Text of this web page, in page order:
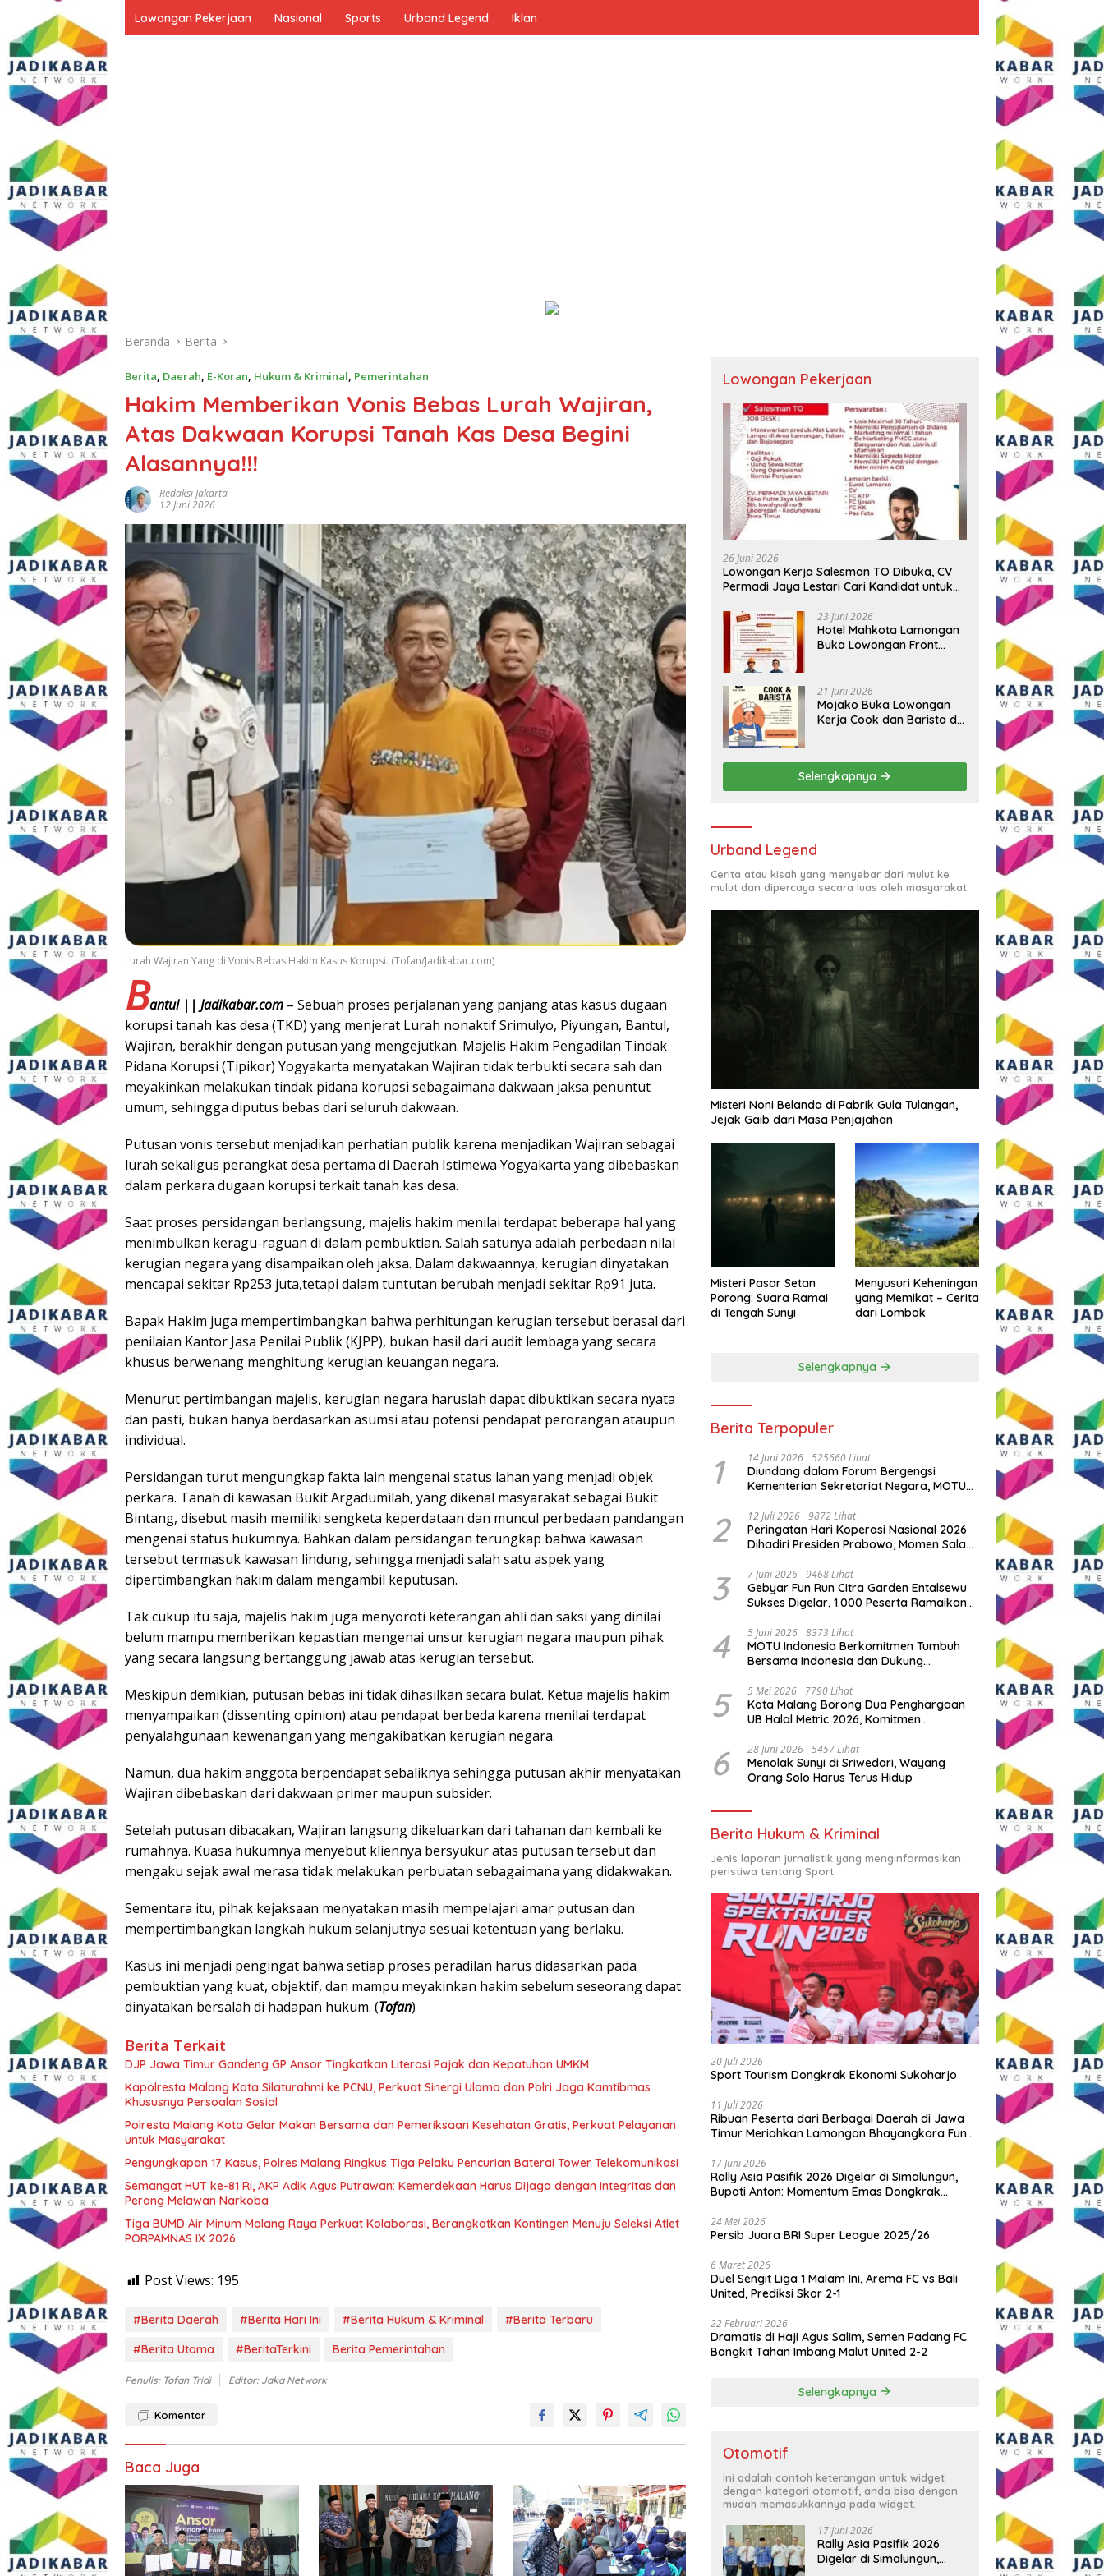
Lowongan Pekerjaan Nasional Sports Urband Legend Iklan
Beranda Berita
Berita, Daerah, E-Koran, Hukum & Kriminal, Pemerintahan
Hakim Memberikan Vonis Bebas Lurah Wajiran,
Atas Dakwaan Korupsi Tanah Kas Desa Begini
Alasannya!!!
Redaksi Jakarta
12 Juni 2026
Lurah Wajiran Yang di Vonis Bebas Hakim Kasus Korupsi. (Tofan/Jadikabar.com)
Bantul || Jadikabar.com – Sebuah proses perjalanan yang panjang atas kasus dugaan
korupsi tanah kas desa (TKD) yang menjerat Lurah nonaktif Srimulyo, Piyungan, Bantul,
Wajiran, berakhir dengan putusan yang mengejutkan. Majelis Hakim Pengadilan Tindak
Pidana Korupsi (Tipikor) Yogyakarta menyatakan Wajiran tidak terbukti secara sah dan
meyakinkan melakukan tindak pidana korupsi sebagaimana dakwaan jaksa penuntut
umum, sehingga diputus bebas dari seluruh dakwaan.
Putusan vonis tersebut menjadikan perhatian publik karena menjadikan Wajiran sebagai
lurah sekaligus perangkat desa pertama di Daerah Istimewa Yogyakarta yang dibebaskan
dalam perkara dugaan korupsi terkait tanah kas desa.
Saat proses persidangan berlangsung, majelis hakim menilai terdapat beberapa hal yang
menimbulkan keragu-raguan di dalam pembuktian. Salah satunya adalah perbedaan nilai
kerugian negara yang disampaikan oleh jaksa. Dalam dakwaannya, kerugian dinyatakan
mencapai sekitar Rp253 juta,tetapi dalam tuntutan berubah menjadi sekitar Rp91 juta.
Bapak Hakim juga mempertimbangkan bahwa perhitungan kerugian tersebut berasal dari
penilaian Kantor Jasa Penilai Publik (KJPP), bukan hasil dari audit lembaga yang secara
khusus berwenang menghitung kerugian keuangan negara.
Menurut pertimbangan majelis, kerugian negara haruslah dapat dibuktikan secara nyata
dan pasti, bukan hanya berdasarkan asumsi atau potensi pendapat perorangan ataupun
individual.
Persidangan turut mengungkap fakta lain mengenai status lahan yang menjadi objek
perkara. Tanah di kawasan Bukit Argadumilah, yang dikenal masyarakat sebagai Bukit
Bintang, disebut masih memiliki sengketa keperdataan dan muncul perbedaan pandangan
mengenai status hukumnya. Bahkan dalam persidangan terungkap bahwa kawasan
tersebut termasuk kawasan lindung, sehingga menjadi salah satu aspek yang
dipertimbangkan hakim dalam mengambil keputusan.
Tak cukup itu saja, majelis hakim juga menyoroti keterangan ahli dan saksi yang dinilai
belum mampu memberikan kepastian mengenai unsur kerugian negara maupun pihak
yang secara langsung bertanggung jawab atas kerugian tersebut.
Meskipun demikian, putusan bebas ini tidak dihasilkan secara bulat. Ketua majelis hakim
menyampaikan (dissenting opinion) atau pendapat berbeda karena menilai terdapat
penyalahgunaan kewenangan yang mengakibatkan kerugian negara.
Namun, dua hakim anggota berpendapat sebaliknya sehingga putusan akhir menyatakan
Wajiran dibebaskan dari dakwaan primer maupun subsider.
Setelah putusan dibacakan, Wajiran langsung dikeluarkan dari tahanan dan kembali ke
rumahnya. Kuasa hukumnya menyebut kliennya bersyukur atas putusan tersebut dan
mengaku sejak awal merasa tidak melakukan perbuatan sebagaimana yang didakwakan.
Sementara itu, pihak kejaksaan menyatakan masih mempelajari amar putusan dan
mempertimbangkan langkah hukum selanjutnya sesuai ketentuan yang berlaku.
Kasus ini menjadi pengingat bahwa setiap proses peradilan harus didasarkan pada
pembuktian yang kuat, objektif, dan mampu meyakinkan hakim sebelum seseorang dapat
dinyatakan bersalah di hadapan hukum. (Tofan)
Berita Terkait
DJP Jawa Timur Gandeng GP Ansor Tingkatkan Literasi Pajak dan Kepatuhan UMKM
Kapolresta Malang Kota Silaturahmi ke PCNU, Perkuat Sinergi Ulama dan Polri Jaga Kamtibmas
Khususnya Persoalan Sosial
Polresta Malang Kota Gelar Makan Bersama dan Pemeriksaan Kesehatan Gratis, Perkuat Pelayanan
untuk Masyarakat
Pengungkapan 17 Kasus, Polres Malang Ringkus Tiga Pelaku Pencurian Baterai Tower Telekomunikasi
Semangat HUT ke-81 RI, AKP Adik Agus Putrawan: Kemerdekaan Harus Dijaga dengan Integritas dan
Perang Melawan Narkoba
Tiga BUMD Air Minum Malang Raya Perkuat Kolaborasi, Berangkatkan Kontingen Menuju Seleksi Atlet
PORPAMNAS IX 2026
Post Views: 195
#Berita Daerah #Berita Hari Ini #Berita Hukum & Kriminal
#Berita Terbaru
#Berita Utama
#BeritaTerkini Berita Pemerintahan
Penulis: Tofan Tridi Editor: Jaka Network
Komentar
Baca Juga
Lowongan Pekerjaan
26 Juni 2026
Lowongan Kerja Salesman TO Dibuka, CV
Permadi Jaya Lestari Cari Kandidat untuk
23 Juni 2026
Hotel Mahkota Lamongan
Buka Lowongan Front
Syaratnya
21 Juni 2026
Mojako Buka Lowongan
Kerja Cook dan Barista di
Selengkapnya
Urband Legend
Cerita atau kisah yang menyebar dari mulut ke
mulut dan dipercaya secara luas oleh masyarakat
Misteri Noni Belanda di Pabrik Gula Tulangan,
Jejak Gaib dari Masa Penjajahan
Misteri Pasar Setan
Porong: Suara Ramai
di Tengah Sunyi
Menyusuri Keheningan
yang Memikat – Cerita
dari Lombok
Selengkapnya
Berita Terpopuler
1 14 Juni 2026 525660 Lihat
Diundang dalam Forum Bergengsi
Kementerian Sekretariat Negara, MOTU
Indonesia
2 12 Juli 2026 9872 Lihat
Peringatan Hari Koperasi Nasional 2026
Dihadiri Presiden Prabowo, Momen Salam
3 7 Juni 2026 9468 Lihat
Gebyar Fun Run Citra Garden Entalsewu
Sukses Digelar, 1.000 Peserta Ramaikan
4 5 Juni 2026 8373 Lihat
MOTU Indonesia Berkomitmen Tumbuh
Bersama Indonesia dan Dukung
5 5 Mei 2026 7790 Lihat
Kota Malang Borong Dua Penghargaan
UB Halal Metric 2026, Komitmen
6 28 Juni 2026 5457 Lihat
Menolak Sunyi di Sriwedari, Wayang
Orang Solo Harus Terus Hidup
Berita Hukum & Kriminal
Jenis laporan jurnalistik yang menginformasikan
peristiwa tentang Sport
20 Juli 2026
Sport Tourism Dongkrak Ekonomi Sukoharjo
11 Juli 2026
Ribuan Peserta dari Berbagai Daerah di Jawa
Timur Meriahkan Lamongan Bhayangkara Fun
17 Juni 2026
Rally Asia Pasifik 2026 Digelar di Simalungun,
Bupati Anton: Momentum Emas Dongkrak
24 Mei 2026
Persib Juara BRI Super League 2025/26
6 Maret 2026
Duel Sengit Liga 1 Malam Ini, Arema FC vs Bali
United, Prediksi Skor 2-1
22 Februari 2026
Dramatis di Haji Agus Salim, Semen Padang FC
Bangkit Tahan Imbang Malut United 2-2
Selengkapnya
Otomotif
Ini adalah contoh keterangan untuk widget
dengan kategori otomotif, anda bisa dengan
mudah memasukkannya pada widget.
17 Juni 2026
Rally Asia Pasifik 2026
Digelar di Simalungun,